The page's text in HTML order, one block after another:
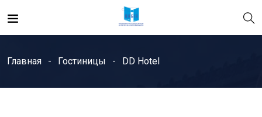
Главная Гостиницы DD Hotel